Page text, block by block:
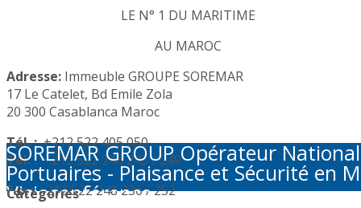
LE N° 1 DU MARITIME
AU MAROC
Adresse: Immeuble GROUPE SOREMAR
17 Le Catelet, Bd Emile Zola
20 300 Casablanca Maroc
Tél. :+212 522 405 050
Tél. :+212 522 248 245 / 249
Fax :+212 522 248 236 / 252
SOREMAR GROUP Opérateur
Portuaires - Plaisance et Sécurité en
Visioconférence
Categories